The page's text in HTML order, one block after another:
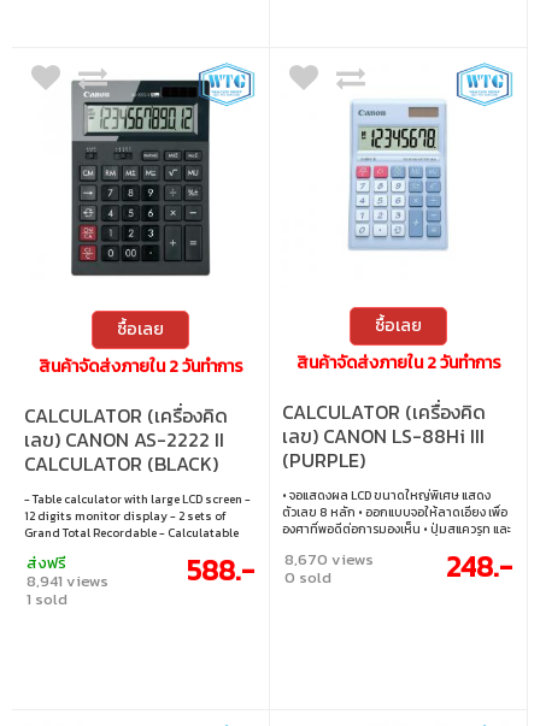
ซื้อเลย
สินค้าจัดส่งภายใน 2 วันทำการ
CALCULATOR (เครื่องคิด
เลข) CANON AS-2222 II
CALCULATOR (BLACK)
- Table calculator with large LCD screen -
12 digits monitor display - 2 sets of
Grand Total Recordable - Calculatable
modifying on the digit easily - Powered
by 2 systems in both solar energy and
battery
ส่งฟรี
8,941 views
1 sold
588.-
ซื้อเลย
สินค้าจัดส่งภายใน 2 วันทำการ
CALCULATOR (เครื่องคิด
เลข) CANON LS-88Hi III
(PURPLE)
• จอแสดงผล LCD ขนาดใหญ่พิเศษ แสดง
ตัวเลข 8 หลัก • ออกแบบจอให้ลาดเอียง เพื่อ
องศาที่พอดีต่อการมองเห็น • ปุ่มสแควรูท และ
(M+, M-) • ใช้พลังงาน 2 ระบบ ทั้ง พลังงานแสง
อาทิตย์ และแบตเตอรี่
8,670 views
0 sold 248.-